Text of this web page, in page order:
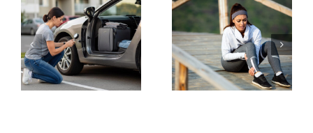
Kako mladi vozači
mogu pametno da
planiraju putovanje
automobilom?
Treniraj pametno: Kako
da izbegneš povrede i
ostaneš u top formi